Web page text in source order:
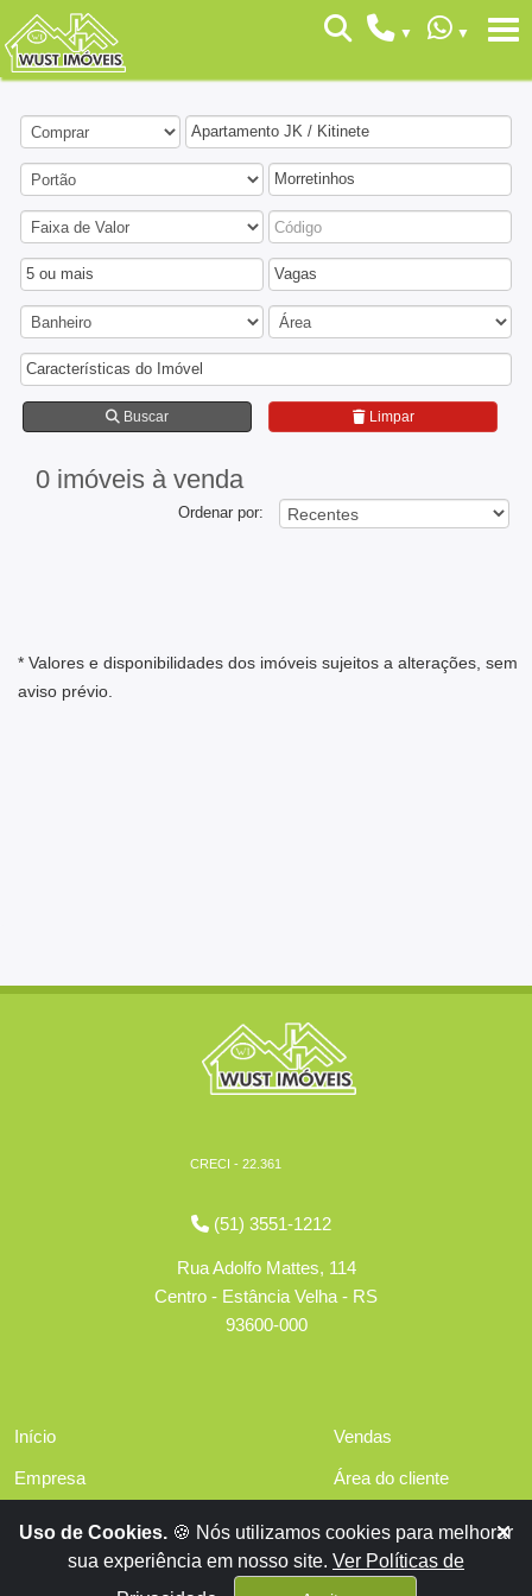
Apartamento JK / Kitinete
Morretinhos
5 ou mais Vagas
Características do Imóvel
Buscar Limpar
0 imóveis à venda
Ordenar por:
* Valores e disponibilidades dos imóveis sujeitos a alterações, sem
aviso prévio.
CRECI - 22.361
(51) 3551-1212
Rua Adolfo Mattes, 114
Centro - Estância Velha - RS
93600-000
Início
Empresa
Financiamentos
Vendas
Área do cliente
Contato
Uso de Cookies. 🍪 Nós utilizamos cookies para melhorar
sua experiência em nosso site. Ver Políticas de